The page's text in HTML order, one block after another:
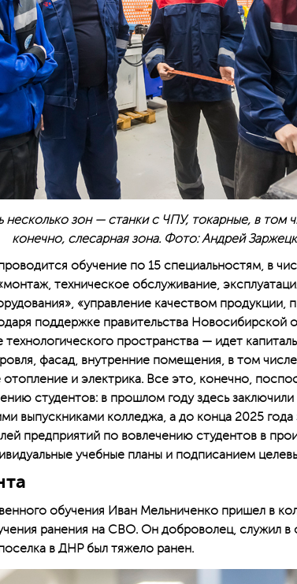
несколько зон — станки с ЧПУ, токарные, в том
конечно, слесарная зона. Фото: Андрей
обучение по 15 специальностям, в
техническое обслуживание,
«управление качеством продукции,
поддержке правительства Новосибирской
технологического пространства — идет
фасад, внутренние помещения, в том числе
отопление и электрика. Все это, конечно,
студентов: в прошлом году здесь
выпускниками колледжа, а до конца 2025 года
предприятий по вовлечению студентов в
учебные планы и подписанием
обучения Иван Мельниченко пришел в
ранения на СВО. Он доброволец, служил в
в ДНР был тяжело ранен.